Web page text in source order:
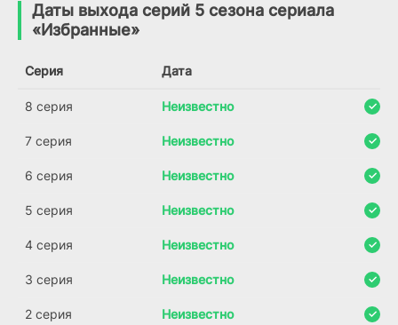
6.9
Даты выхода серий 5 сезона сериала
«Избранные»
Серия Дата
8 серия Неизвестно
7 серия Неизвестно
6 серия Неизвестно
5 серия Неизвестно
4 серия Неизвестно
3 серия Неизвестно
2 серия Неизвестно